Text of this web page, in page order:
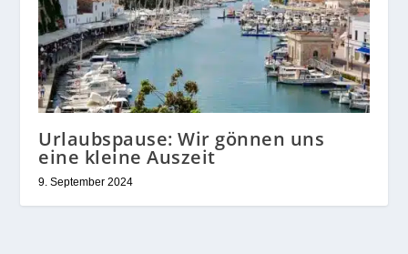
Urlaubspause: Wir gönnen uns
eine kleine Auszeit
9. September 2024